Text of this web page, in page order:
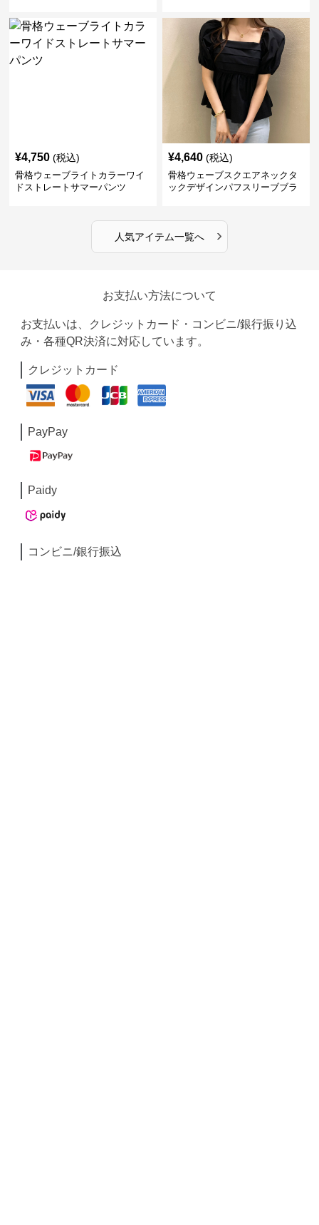
¥4,750 (税込)
骨格ウェーブライトカラーワイ
ドストレートサマーパンツ
¥4,640 (税込)
骨格ウェーブスクエアネックタ
ックデザインパフスリーブブラ
人気アイテム一覧へ ›
お支払い方法について
お支払いは、クレジットカード・コンビニ/銀行振り込
み・各種QR決済に対応しています。
クレジットカード
PayPay
Paidy
コンビニ/銀行振込